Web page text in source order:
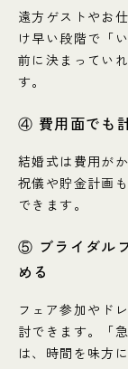
遠方ゲストやお
け早い段階で「
前に決まってい
す。
④ 費用面でも
結婚式は費用が
祝儀や貯金計画
できます。
⑤ ブライダル
める
フェア参加やド
討できます。「
は、時間を味方